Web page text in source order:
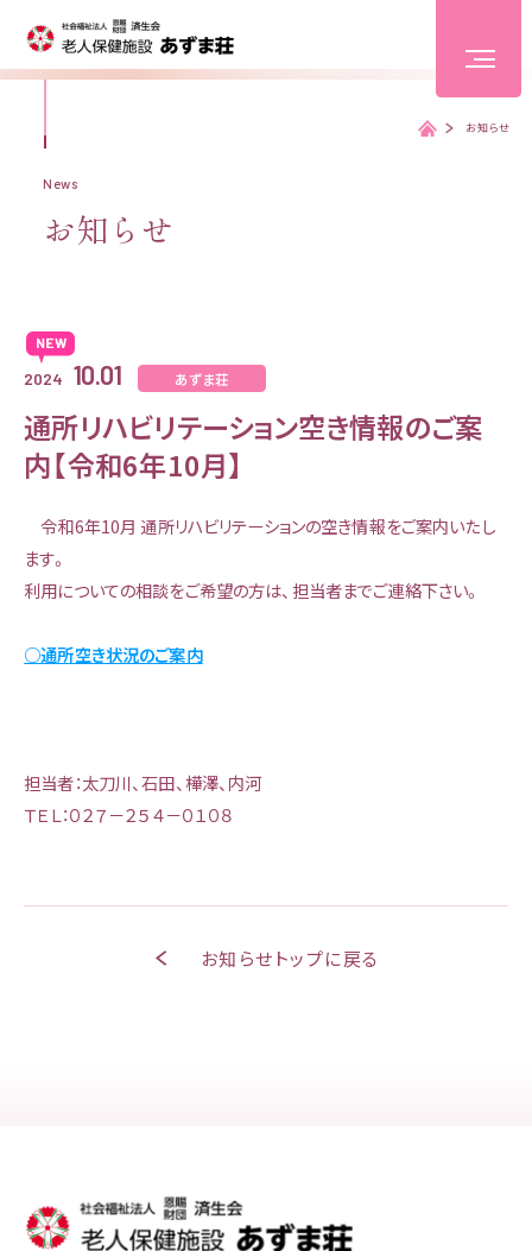
施設概要
サービス内容
利用開始までの流れ
負担限度額認定
次世代育成支援行動計画
アクセス
ホーム お知らせ
News
お知らせ
2024 10.01 あずま荘
通所リハビリテーション空き情報のご案
内【令和6年10月】
令和6年10月 通所リハビリテーションの空き情報をご案内いたし
ます。
利用についての相談をご希望の方は、担当者までご連絡下さい。
○通所空き状況のご案内
担当者：太刀川、石田、樺澤、内河
ＴＥＬ：０２７－２５４－０１０８
お知らせトップに戻る